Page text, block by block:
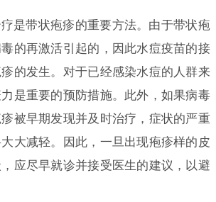
是带状疱疹的重要方法。由于带状疱
的再激活引起的，因此水痘疫苗的接
的发生。对于已经感染水痘的人群来
是重要的预防措施。此外，如果病毒
被早期发现并及时治疗，症状的严重
大减轻。因此，一旦出现疱疹样的皮
应尽早就诊并接受医生的建议，以避